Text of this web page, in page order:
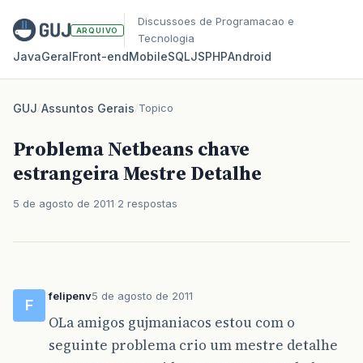
ARQUIVO
Discussoes de Programacao e
Tecnologia
JavaGeralFront‑endMobileSQLJSPHPAndroid
GUJ/Assuntos Gerais/Topico
Problema Netbeans chave
estrangeira Mestre Detalhe
5 de agosto de 2011 2 respostas
F
felipenv5 de agosto de 2011
OLa amigos gujmaniacos estou com o
seguinte problema crio um mestre detalhe